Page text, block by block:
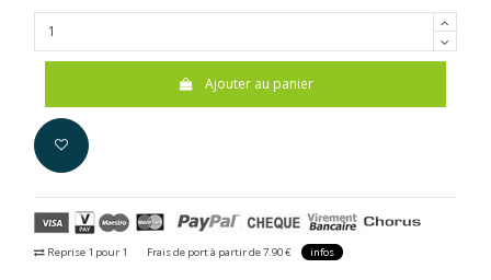
Ajouter au panier
Reprise 1 pour 1 Frais de port à partir de 7.90 € infos